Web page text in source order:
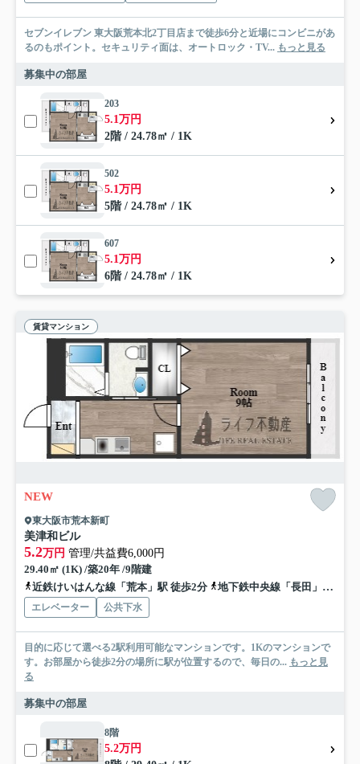
セブンイレブン 東大阪荒本北2丁目店まで徒歩6分と近場にコンビニがあ
るのもポイント。セキュリティ面は、オートロック・TV... もっと見る
募集中の部屋
203
5.1万円
2階 / 24.78㎡ / 1K
502
5.1万円
5階 / 24.78㎡ / 1K
607
5.1万円
6階 / 24.78㎡ / 1K
賃貸マンション
NEW
東大阪市荒本新町
美津和ビル
5.2万円 管理/共益費6,000円
29.40㎡ (1K) /築20年 /9階建
近鉄けいはんな線「荒本」駅 徒歩2分
地下鉄中央線「長田」駅 徒歩18分
エレベーター 公共下水
目的に応じて選べる2駅利用可能なマンションです。1Kのマンションで
す。お部屋から徒歩2分の場所に駅が位置するので、毎日の... もっと見
る
募集中の部屋
8階
5.2万円